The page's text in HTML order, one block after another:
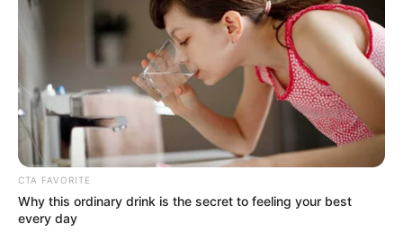
CTA FAVORITE
Why this ordinary drink is the secret to feeling your best
every day